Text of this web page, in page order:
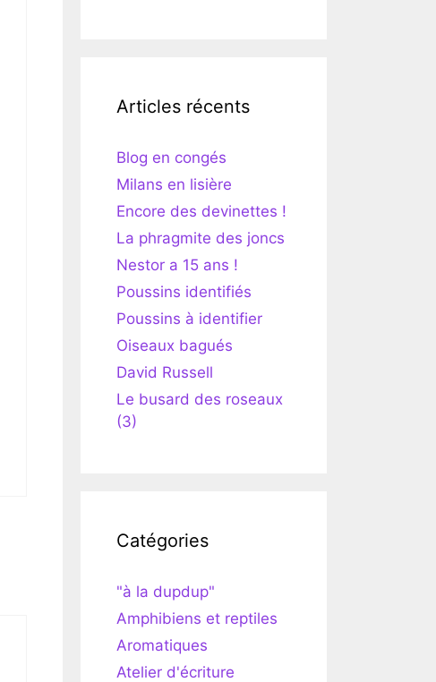
Articles récents
Blog en congés
Milans en lisière
Encore des devinettes !
La phragmite des joncs
Nestor a 15 ans !
Poussins identifiés
Poussins à identifier
Oiseaux bagués
David Russell
Le busard des roseaux
(3)
Catégories
"à la dupdup"
Amphibiens et reptiles
Aromatiques
Atelier d'écriture